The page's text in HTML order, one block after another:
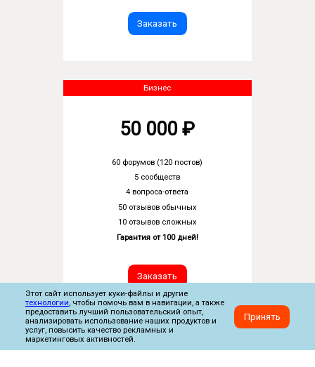
Заказать
Бизнес
50 000 ₽
60 форумов (120 постов)
5 сообществ
4 вопроса-ответа
50 отзывов обычных
10 отзывов сложных
Гарантия от 100 дней!
Заказать
Этот сайт использует куки-файлы и другие
технологии, чтобы помочь вам в навигации, а также
предоставить лучший пользовательский опыт,
анализировать использование наших продуктов и
услуг, повысить качество рекламных и
маркетинговых активностей.
Принять